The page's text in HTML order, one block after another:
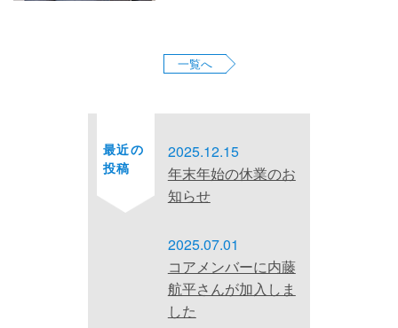
一覧へ
最近の
投稿
2025.12.15
年末年始の休業のお
知らせ
2025.07.01
コアメンバーに内藤
航平さんが加入しま
した